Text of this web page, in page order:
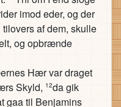
imod eder, og der
af dem, skulle
og opbrænde
Hær var draget
Skyld, 12da gik
gaa til Benjamins